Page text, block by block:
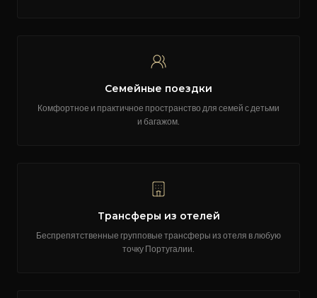
Семейные поездки
Комфортное и практичное пространство для семей с детьми
и багажом.
Трансферы из отелей
Беспрепятственные групповые трансферы из отеля в любую
точку Португалии.